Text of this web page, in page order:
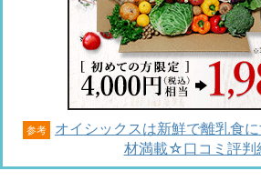
参考
オイシックスは新鮮で離乳食
材満載☆口コミ評判